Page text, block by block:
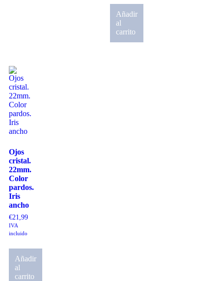
Añadir
al
carrito
Ojos
cristal.
22mm.
Color
pardos.
Iris
ancho
€21,99
IVA
incluido
Añadir
al
carrito